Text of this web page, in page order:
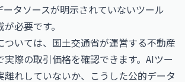
ータソースが明示されていないツール
必要です。
ついては、国土交通省が運営する不動産
際の取引価格を確認できます。AIツー
離れしていないか、こうした公的データ